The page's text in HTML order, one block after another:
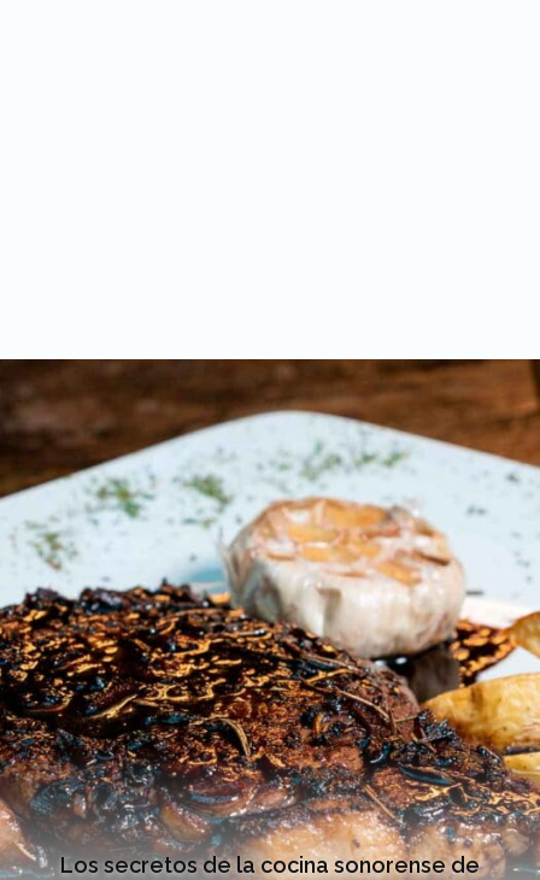
Los secretos de la cocina sonorense de